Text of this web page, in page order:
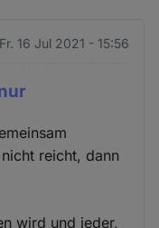
Fr. 16 Jul 2021 - 15:56
reicht, dann
wird und jeder,